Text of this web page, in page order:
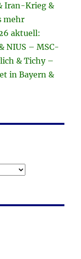
Iran-Krieg &
mehr
aktuell:
NIUS – MSC-
& Tichy –
in Bayern &